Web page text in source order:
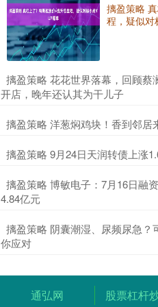
摛盈策略
程，疑似对
摛盈策略 花花世界落幕，回顾蔡
开店，晚年还认其为干儿子
摛盈策略 洋葱焖鸡块！香到邻居
摛盈策略 9月24日天润转债上涨
摛盈策略 博敏电子：7月16日融
4.84亿元
摛盈策略 阴囊潮湿、尿频尿急
你应对
通弘网 股票杠杆